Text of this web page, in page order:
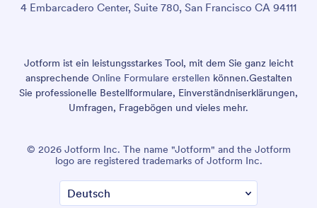
4 Embarcadero Center, Suite 780, San Francisco CA 94111
Jotform ist ein leistungsstarkes Tool, mit dem Sie ganz leicht
ansprechende Online Formulare erstellen können.Gestalten
Sie professionelle Bestellformulare, Einverständniserklärungen,
Umfragen, Fragebögen und vieles mehr.
© 2026 Jotform Inc. The name "Jotform" and the Jotform
logo are registered trademarks of Jotform Inc.